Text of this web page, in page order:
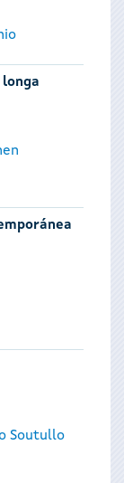
longa
Soutullo